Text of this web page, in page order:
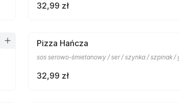
32,99 zł
Pizza Hańcza
sos serowo-śmietanowy / ser / szynka / szpinak /
32,99 zł